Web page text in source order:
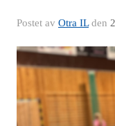
Postet av Otra ILden